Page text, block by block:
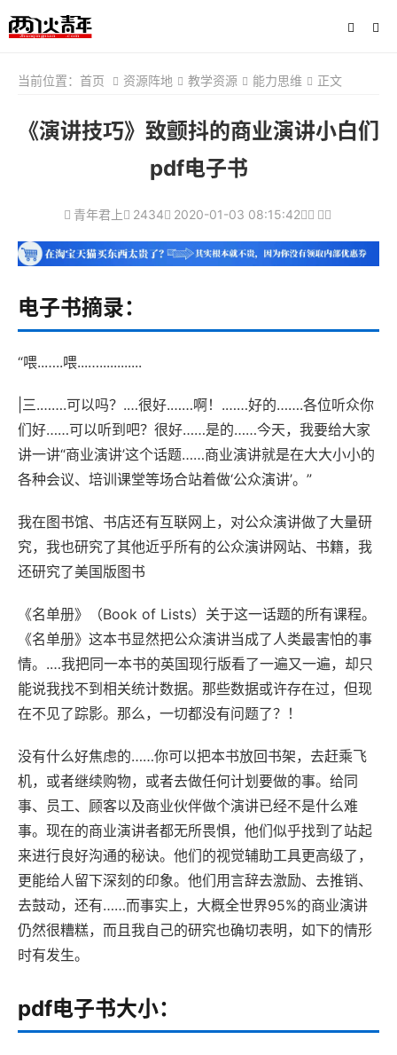
当前位置： 首页 资源阵地 教学资源 能力思维 正文
《演讲技巧》致颤抖的商业演讲小白们
pdf电子书
青年君上 2434 2020-01-03 08:15:42
电子书摘录：
“喂..…..喂...…............
|三.…….可以吗？.…很好.……啊！.……好的…….各位听众你
们好……可以听到吧？很好……是的……今天，我要给大家
讲一讲“商业演讲’这个话题……商业演讲就是在大大小小的
各种会议、培训课堂等场合站着做‘公众演讲’。”
我在图书馆、书店还有互联网上，对公众演讲做了大量研
究，我也研究了其他近乎所有的公众演讲网站、书籍，我
还研究了美国版图书
《名单册》（Book of Lists）关于这一话题的所有课程。
《名单册》这本书显然把公众演讲当成了人类最害怕的事
情。.…我把同一本书的英国现行版看了一遍又一遍，却只
能说我找不到相关统计数据。那些数据或许存在过，但现
在不见了踪影。那么，一切都没有问题了？！
没有什么好焦虑的……你可以把本书放回书架，去赶乘飞
机，或者继续购物，或者去做任何计划要做的事。给同
事、员工、顾客以及商业伙伴做个演讲已经不是什么难
事。现在的商业演讲者都无所畏惧，他们似乎找到了站起
来进行良好沟通的秘诀。他们的视觉辅助工具更高级了，
更能给人留下深刻的印象。他们用言辞去激励、去推销、
去鼓动，还有……而事实上，大概全世界95%的商业演讲
仍然很糟糕，而且我自己的研究也确切表明，如下的情形
时有发生。
pdf电子书大小：